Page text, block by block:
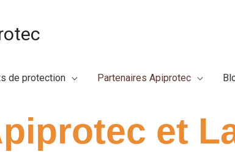
de protection Partenaires Apiprotec
et